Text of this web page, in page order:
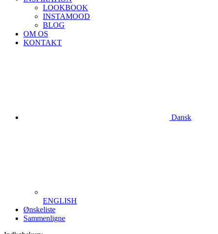
LOOKBOOK
INSTAMOOD
BLOG
OM OS
KONTAKT
Dansk
ENGLISH
Ønskeliste
Sammenligne